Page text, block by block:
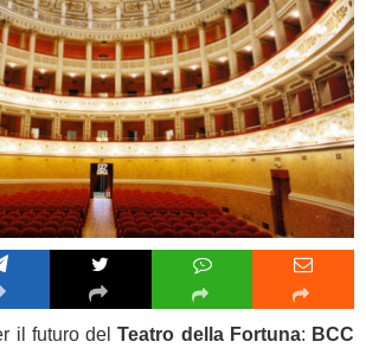
il futuro delTeatro della Fortuna: BCC